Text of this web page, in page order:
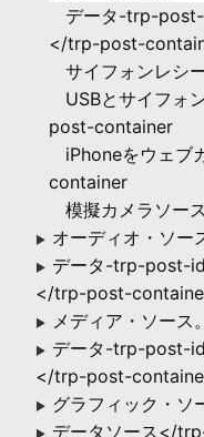
データ-trp-
</trp-post-
サイフォンレシ
USBとサイフォ
post-container
iPhoneをウェ
container
模擬カメラソ
▶ オーディオ・ソー
▶ データ-trp-post-
</trp-post-
▶ メディア・ソース。
▶ データ-trp-post-
</trp-post-
▶ グラフィック・ソ
▶ データソース</